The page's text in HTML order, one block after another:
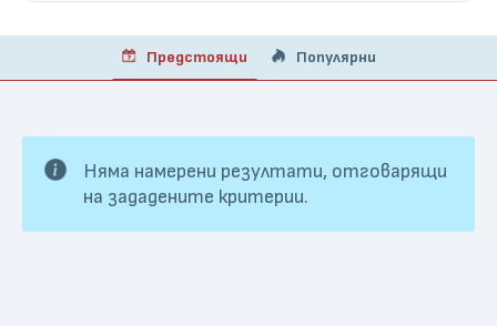
Предстоящи Популярни
Няма намерени резултати, отговарящи
на зададените критерии.